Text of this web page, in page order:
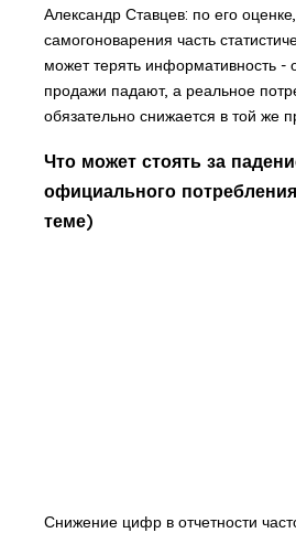
Александр Ставцев: по его
самогоноварения часть
может терять информативность
продажи падают, а реальное
обязательно снижается в той же
Что может стоять за
официального
теме)
Снижение цифр в отчетности